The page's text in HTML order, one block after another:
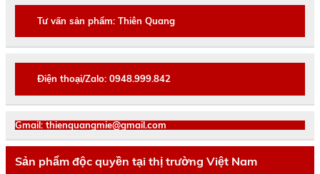
Tư vấn sản phẩm: Thiên Quang
Điện thoại/Zalo: 0948.999.842
Gmail: thienquangmie@gmail.com
Sản phẩm độc quyền tại thị trường Việt Nam